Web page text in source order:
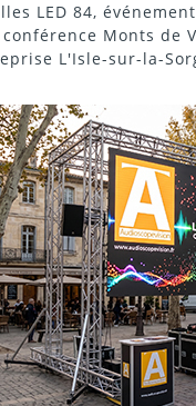
LED 84,
Monts de
L'Isle-sur-la-